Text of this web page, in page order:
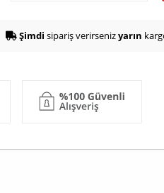
Şimdi sipariş verirsenizyarın